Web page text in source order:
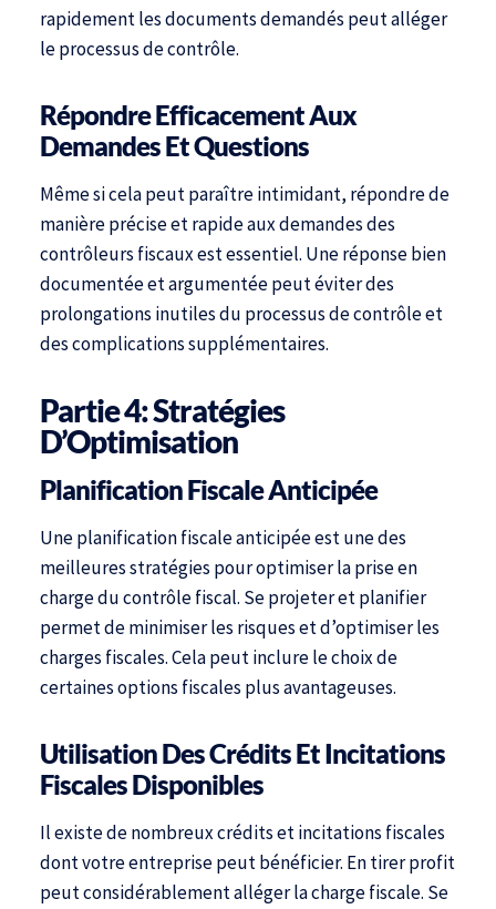
rapidement les documents demandés peut alléger
le processus de contrôle.
Répondre Efficacement Aux
Demandes Et Questions
Même si cela peut paraître intimidant, répondre de
manière précise et rapide aux demandes des
contrôleurs fiscaux est essentiel. Une réponse bien
documentée et argumentée peut éviter des
prolongations inutiles du processus de contrôle et
des complications supplémentaires.
Partie 4: Stratégies
D’Optimisation
Planification Fiscale Anticipée
Une planification fiscale anticipée est une des
meilleures stratégies pour optimiser la prise en
charge du contrôle fiscal. Se projeter et planifier
permet de minimiser les risques et d’optimiser les
charges fiscales. Cela peut inclure le choix de
certaines options fiscales plus avantageuses.
Utilisation Des Crédits Et Incitations
Fiscales Disponibles
Il existe de nombreux crédits et incitations fiscales
dont votre entreprise peut bénéficier. En tirer profit
peut considérablement alléger la charge fiscale. Se